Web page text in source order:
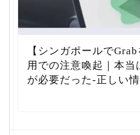
【シンガポールで
用での注意喚起｜本当
が必要だった-正しい